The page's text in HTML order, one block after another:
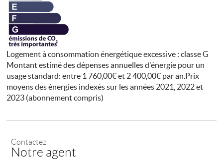
Logement à consommation énergétique excessive : classe G
Montant estimé des dépenses annuelles d'énergie pour un
usage standard: entre 1 760,00€ et 2 400,00€ par an.Prix
moyens des énergies indexés sur les années 2021, 2022 et
2023 (abonnement compris)
Contactez
Notre agent